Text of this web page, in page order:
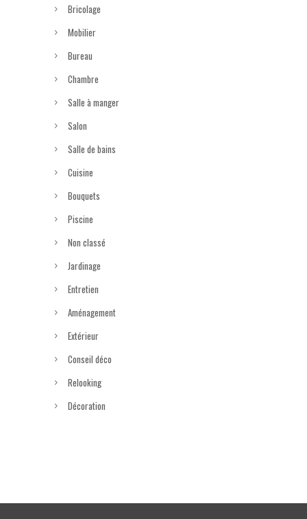
Bricolage
Mobilier
Bureau
Chambre
Salle à manger
Salon
Salle de bains
Cuisine
Bouquets
Piscine
Non classé
Jardinage
Entretien
Aménagement
Extérieur
Conseil déco
Relooking
Décoration